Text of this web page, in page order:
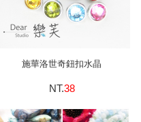
施華洛世奇鈕扣水晶
NT.38